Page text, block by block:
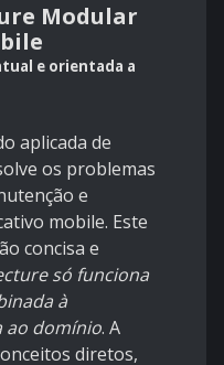
Modular
e orientada a
aplicada de
os problemas
e
mobile. Este
concisa e
só funciona
à
ao domínio. A
diretos,